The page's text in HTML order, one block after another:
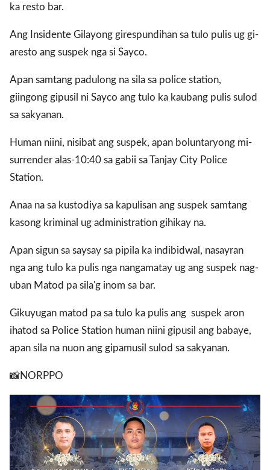
Views Polls
All rights
ka resto bar.
Ang Insidente Gilayong girespundihan sa tulo pulis ug gi-
aresto ang suspek nga si Sayco.
Apan samtang padulong na sila sa police station,
giingong gipusil ni Sayco ang tulo ka kaubang pulis sulod
sa sakyanan.
Human niini, nisibat ang suspek, apan boluntaryong mi-
surrender alas-10:40 sa gabii sa Tanjay City Police
Station.
Anaa na sa kustodiya sa kapulisan ang suspek samtang
kasong kriminal ug administration gihikay na.
Apan sigun sa saysay sa pipila ka indibidwal, nasayran
nga ang tulo ka pulis nga nangamatay ug ang suspek nag-
uban Matod pa sila'g inom sa bar.
Gikuyugan matod pa sa tulo ka pulis ang suspek aron
ihatod sa Police Station human niini gipusil ang babaye,
apan sila na nuon ang gipamusil sulod sa sakyanan.
📸NORPPO